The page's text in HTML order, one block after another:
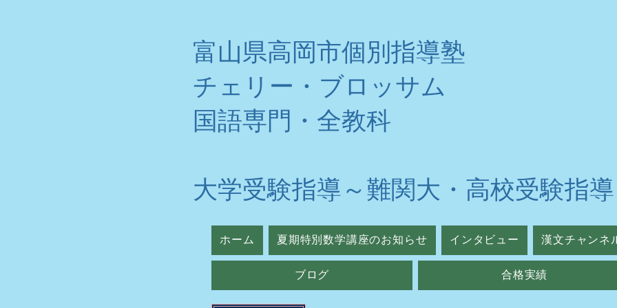
富山県高岡市個別指導塾
チェリー・ブロッサム
​国語専門・全教科
大学受験指導～難関大・高校受験指導
ホーム 夏期特別数学講座のお知らせ インタビュー 漢文チャンネ
ブログ 合格実績